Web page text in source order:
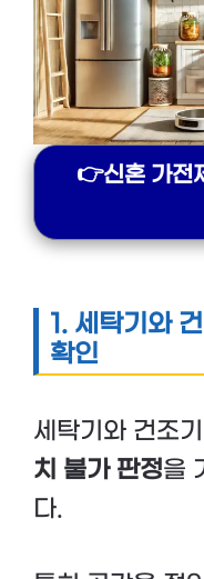
👉신혼 가전
1. 세탁기와
확인
세탁기와 건조
치 불가 판정을
다.